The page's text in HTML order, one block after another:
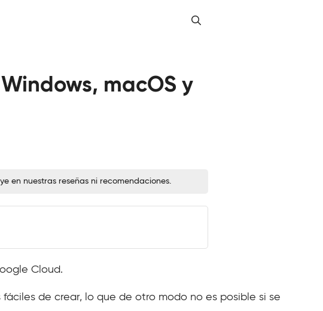
macOS y
en nuestras reseñas ni recomendaciones.
Cloud.
de crear, lo que de otro modo no es posible si se